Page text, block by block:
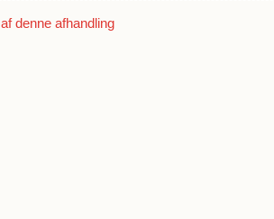
denne afhandling